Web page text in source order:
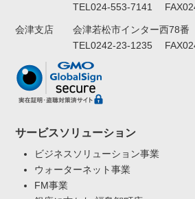
TEL024-553-7141
会津支店
会津若松市インター西78番
TEL0242-23-1235
サービスソリューション
ビジネスソリューション事業
ウォーターネット事業
FM事業